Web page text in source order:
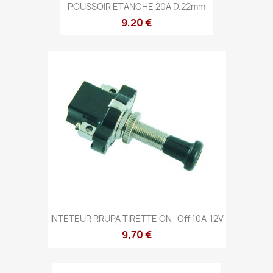
POUSSOIR ETANCHE 20A D.22mm
9,20 €
INTETEUR RRUPA TIRETTE ON- Off 10A-12V
9,70 €